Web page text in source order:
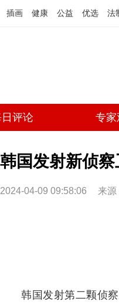
插画 健康 公益 优选 法
评论 专家
韩国发射新侦
2024-04-09 09:58:06 来源
韩国发射第二颗侦